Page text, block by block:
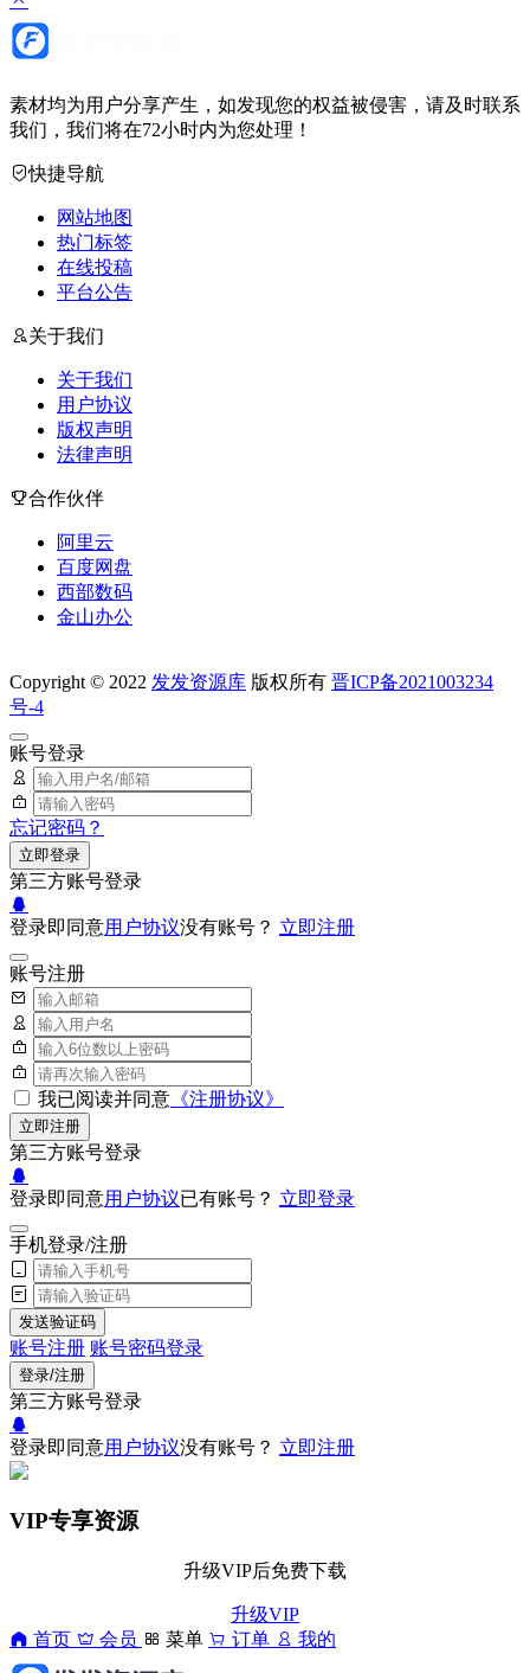
素材均为用户分享产生，如发现您的权益被侵害，请及时联系
我们，我们将在72小时内为您处理！
快捷导航
网站地图
热门标签
在线投稿
平台公告
关于我们
关于我们
用户协议
版权声明
法律声明
合作伙伴
阿里云
百度网盘
西部数码
金山办公
Copyright © 2022 发发资源库 版权所有 晋ICP备2021003234
号-4
账号登录
忘记密码？
立即登录
第三方账号登录
登录即同意用户协议没有账号？ 立即注册
账号注册
我已阅读并同意 《注册协议》
立即注册
第三方账号登录
登录即同意用户协议已有账号？ 立即登录
手机登录/注册
发送验证码
账号注册 账号密码登录
登录/注册
第三方账号登录
登录即同意用户协议没有账号？ 立即注册
VIP专享资源
升级VIP后免费下载
升级VIP
首页
会员 菜单 订单 我的